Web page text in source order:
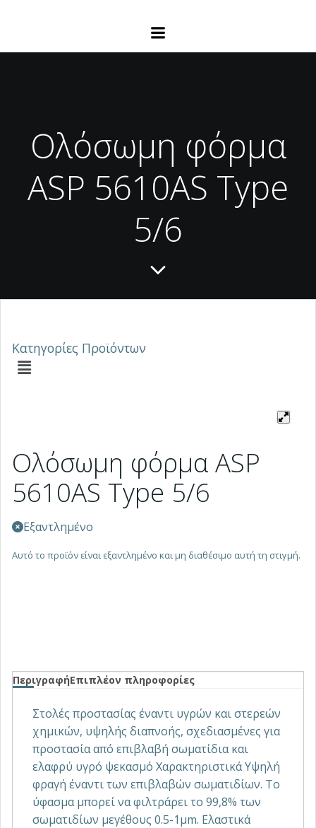
Ολόσωμη φόρμα
ASP 5610AS Type
5/6
Κατηγορίες Προϊόντων
Ολόσωμη φόρμα ASP
5610AS Type 5/6
Εξαντλημένο
Αυτό το προϊόν είναι εξαντλημένο και μη διαθέσιμο αυτή τη στιγμή.
ΠεριγραφήΕπιπλέον πληροφορίες
Στολές προστασίας έναντι υγρών και στερεών
χημικών, υψηλής διαπνοής, σχεδιασμένες για
προστασία από επιβλαβή σωματίδια και
ελαφρύ υγρό ψεκασμό Χαρακτηριστικά Υψηλή
φραγή έναντι των επιβλαβών σωματιδίων. Το
ύφασμα μπορεί να φιλτράρει το 99,8% των
σωματιδίων μεγέθους 0.5-1μm. Ελαστικά